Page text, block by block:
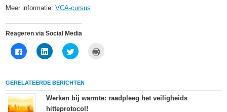
Meer informatie:VCA-cursus
Reageren via Social Media
Klik
om
Facebook
(Wordt
een
nieuw
Klik
om
delen
(Wordt
een
nieuw
Klik
om
Twitter
(Wordt
een
nieuw
nieuw
GERELATEERDE BERICHTEN
Werken bij warmte: raadpleeg het veiligheids
hitteprotocol!